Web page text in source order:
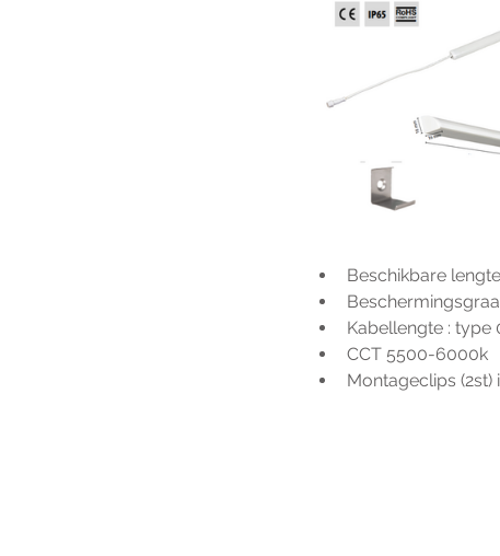
Beschikbare
Kabellengte : type
CCT 5500-6000k
Montageclips (2st)